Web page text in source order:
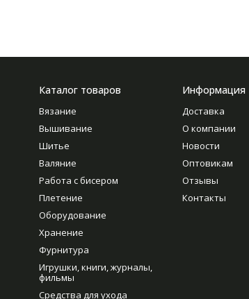
Каталог товаров
Вязание
Вышивание
Шитье
Валяние
Работа с бисером
Плетение
Оборудование
Хранение
Фурнитура
Игрушки, книги, журналы,
фильмы
Средства для ухода
Информация
Доставка
О компании
Новости
Оптовикам
Отзывы
Контакты